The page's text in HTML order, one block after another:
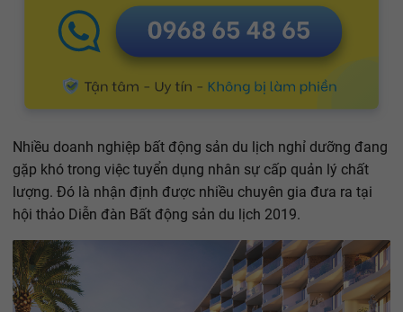
Nhiều doanh nghiệp bất động sản du lịch nghỉ dưỡng đang
gặp khó trong việc tuyển dụng nhân sự cấp quản lý chất
lượng. Đó là nhận định được nhiều chuyên gia đưa ra tại
hội thảo Diễn đàn Bất động sản du lịch 2019.